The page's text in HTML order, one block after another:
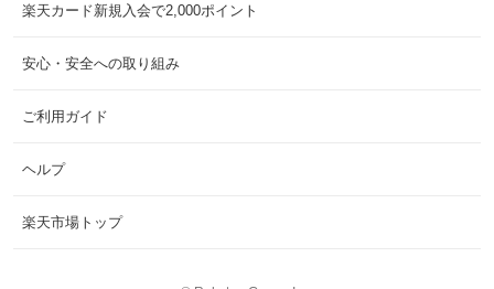
楽天カード新規入会で2,000ポイント
安心・安全への取り組み
ご利用ガイド
ヘルプ
楽天市場トップ